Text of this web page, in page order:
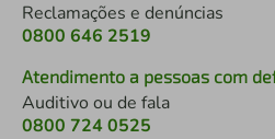
Reclamações e denúncias
0800 646 2519
Atendimento a pessoas com
Auditivo ou de fala
0800 724 0525